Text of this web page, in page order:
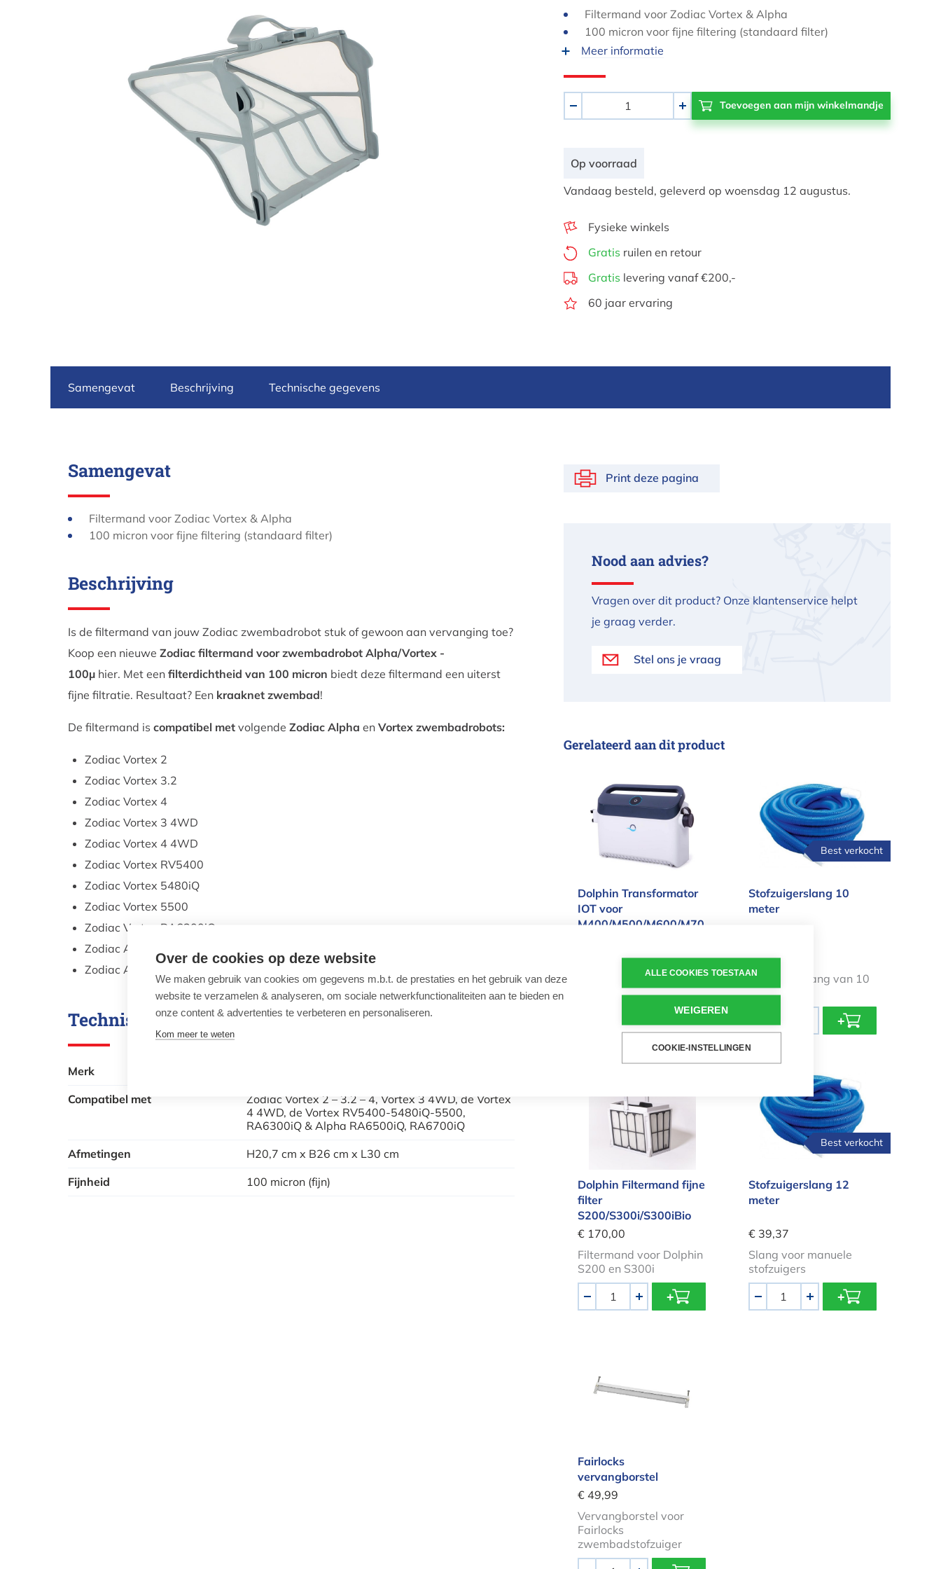
Filtermand voor Zodiac Vortex & Alpha
100 micron voor fijne filtering (standaard filter)
Meer informatie
+
Op voorraad
Vandaag besteld, geleverd op woensdag 12 augustus.
Fysieke winkels
Gratis ruilen en retour
Gratis levering vanaf €200,-
60 jaar ervaring
Samengevat Beschrijving Technische gegevens
Samengevat
Filtermand voor Zodiac Vortex & Alpha
100 micron voor fijne filtering (standaard filter)
Beschrijving
Is de filtermand van jouw Zodiac zwembadrobot stuk of gewoon aan vervanging toe?
Koop een nieuwe Zodiac filtermand voor zwembadrobot Alpha/Vortex -
100µ hier. Met een filterdichtheid van 100 micron biedt deze filtermand een uiterst
fijne filtratie. Resultaat? Een kraaknet zwembad!
De filtermand is compatibel met volgende Zodiac Alpha en Vortex zwembadrobots:
Zodiac Vortex 2
Zodiac Vortex 3.2
Zodiac Vortex 4
Zodiac Vortex 3 4WD
Zodiac Vortex 4 4WD
Zodiac Vortex RV5400
Zodiac Vortex 5480iQ
Zodiac Vortex 5500
Zodiac Vortex RA6300iQ
Zodiac Alpha RA6500iQ
Zodiac Alpha RA6700iQ
Technische gegevens
Merk
Compatibel met
Zodiac Vortex 2 – 3.2 – 4, Vortex 3 4WD, de Vortex
4 4WD, de Vortex RV5400-5480iQ-5500,
RA6300iQ & Alpha RA6500iQ, RA6700iQ
Afmetingen
H20,7 cm x B26 cm x L30 cm
Fijnheid
100 micron (fijn)
Print deze pagina
Nood aan advies?
Vragen over dit product? Onze klantenservice helpt
je graag verder.
Stel ons je vraag
Gerelateerd aan dit product
Dolphin Transformator IOT voor M400/M500/M600/M700
Dolphin Transformator
IOT voor
M400/M500/M600/M70
€ 323,98
Voeding Dolphin
M400/M500/M600/M700
+
Stofzuigerslang 10 meter
Best verkocht
Stofzuigerslang 10
meter
€ 32,72
Stofzuigerslang van 10
meter lang
-
Dolphin Filtermand fijne filter S200/S300i/S300iBio
Dolphin Filtermand fijne
filter
S200/S300i/S300iBio
€ 170,00
Filtermand voor Dolphin
S200 en S300i
+
Stofzuigerslang 12 meter
Best verkocht
Stofzuigerslang 12
meter
€ 39,37
Slang voor manuele
stofzuigers
+
Fairlocks
vervangborstel
€ 49,99
Vervangborstel voor
Fairlocks
zwembadstofzuiger
Over de cookies op deze website
We maken gebruik van cookies om gegevens m.b.t. de prestaties en het gebruik van deze
website te verzamelen & analyseren, om sociale netwerkfunctionaliteiten aan te bieden en
onze content & advertenties te verbeteren en personaliseren.
Kom meer te weten
ALLE COOKIES TOESTAAN
WEIGEREN
COOKIE-INSTELLINGEN